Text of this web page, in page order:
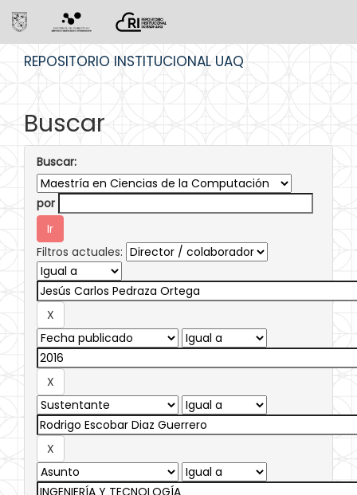
REPOSITORIO INSTITUCIONAL UAQ
Buscar
Buscar:
por
Filtros actuales: